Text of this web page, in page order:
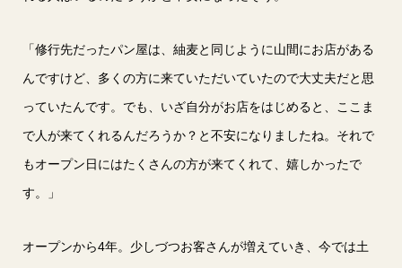
「修行先だったパン屋は、紬麦と同じように山間にお店がある
んですけど、多くの方に来ていただいていたので大丈夫だと思
っていたんです。でも、いざ自分がお店をはじめると、ここま
で人が来てくれるんだろうか？と不安になりましたね。それで
もオープン日にはたくさんの方が来てくれて、嬉しかったで
す。」
オープンから4年。少しづつお客さんが増えていき、今では土